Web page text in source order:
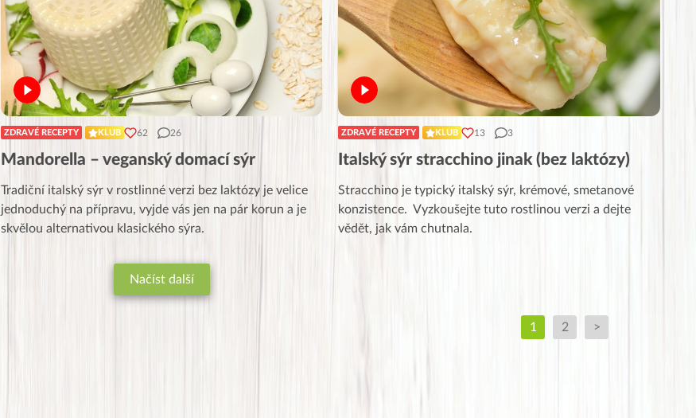
ZDRAVÉ RECEPTY KLUB 62 26
Mandorella – veganský domací sýr
Tradiční italský sýr v rostlinné verzi bez laktózy je velice
jednoduchý na přípravu, vyjde vás jen na pár korun a je
skvělou alternativou klasického sýra.
ZDRAVÉ RECEPTY KLUB 13 3
Italský sýr stracchino jinak (bez laktózy)
Stracchino je typický italský sýr, krémové, smetanové
konzistence. Vyzkoušejte tuto rostlinou verzi a dejte
vědět, jak vám chutnala.
Načíst další
1 2 >